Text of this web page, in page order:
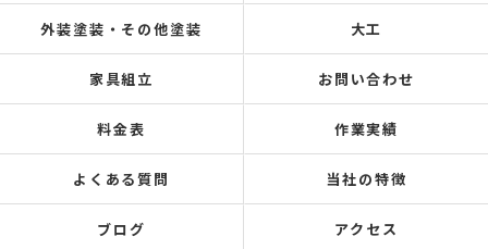
外装塗装・その他塗装 大工
家具組立 お問い合わせ
料金表 作業実績
よくある質問 当社の特徴
ブログ アクセス